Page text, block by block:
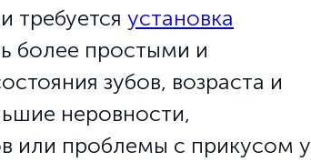
требуется установка
более простыми и
зубов, возраста и
неровности,
или проблемы с прикусом у